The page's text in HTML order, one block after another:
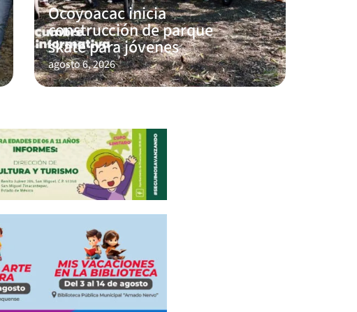
Ocoyoacac inicia
construcción de parque
skate para jóvenes
agosto 6, 2026